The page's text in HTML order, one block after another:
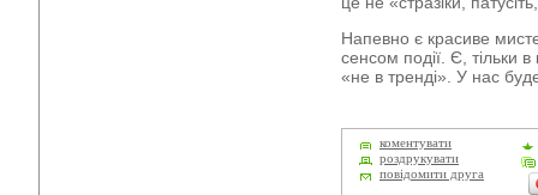
Напевно є красиве
сенсом події. Є, тільки
«не в тренді». У нас
коментувати
роздрукувати
повідомити друга